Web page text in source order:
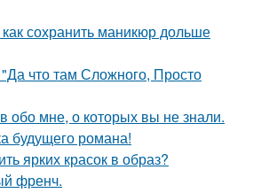
сохранить маникюр дольше
"Да что там Сложного, Просто
обо мне, о которых вы не знали.
будущего романа!
ярких красок в образ?
френч.